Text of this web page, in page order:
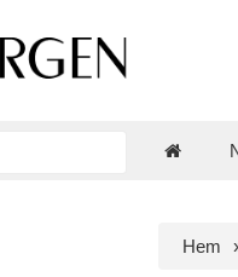
Hem